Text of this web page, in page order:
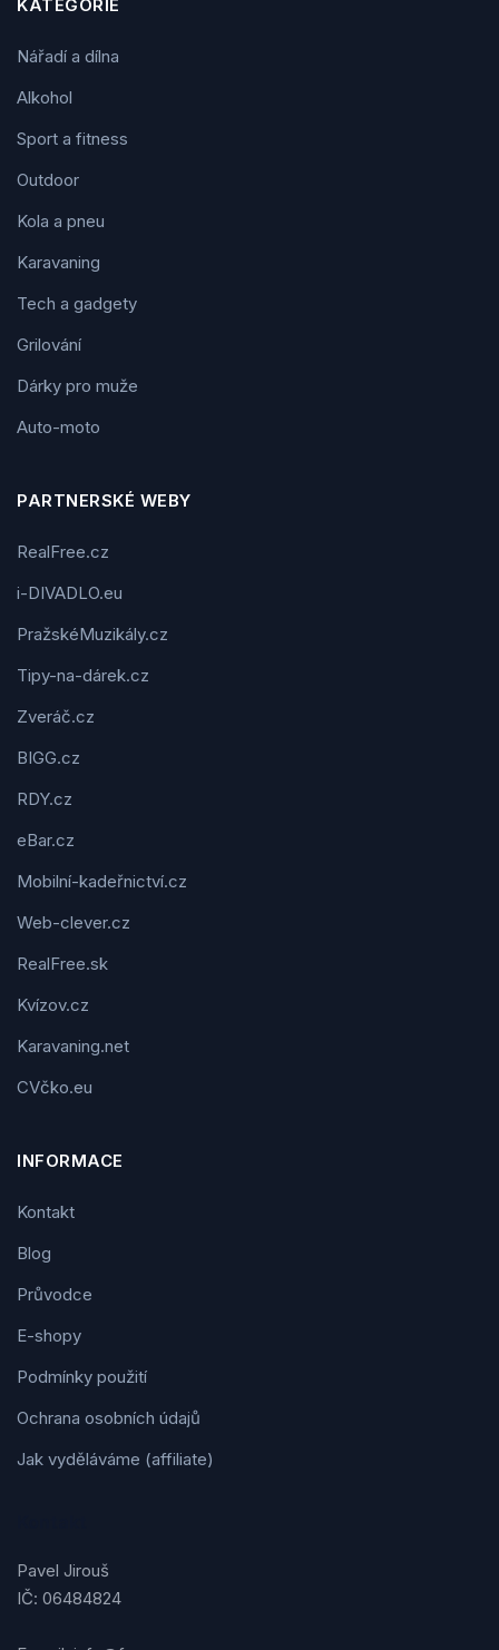
KATEGORIE
Nářadí a dílna
Alkohol
Sport a fitness
Outdoor
Kola a pneu
Karavaning
Tech a gadgety
Grilování
Dárky pro muže
Auto-moto
PARTNERSKÉ WEBY
RealFree.cz
i-DIVADLO.eu
PražskéMuzikály.cz
Tipy-na-dárek.cz
Zveráč.cz
BIGG.cz
RDY.cz
eBar.cz
Mobilní-kadeřnictví.cz
Web-clever.cz
RealFree.sk
Kvízov.cz
Karavaning.net
CVčko.eu
INFORMACE
Kontakt
Blog
Průvodce
E-shopy
Podmínky použití
Ochrana osobních údajů
Jak vyděláváme (affiliate)
Pavel Jirouš
IČ: 06484824